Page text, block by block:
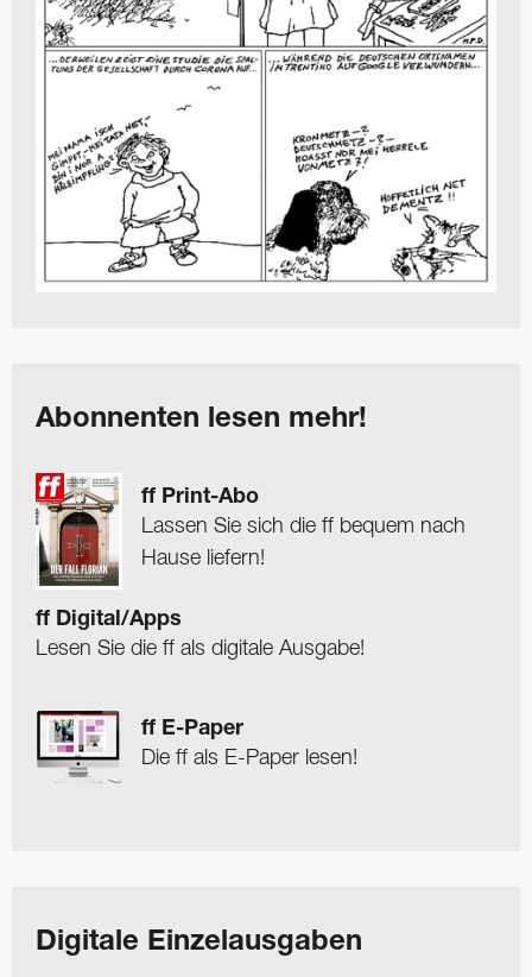
Abonnenten lesen mehr!
ff Print-Abo
Lassen Sie sich die ff bequem nach
Hause liefern!
ff Digital/Apps
Lesen Sie die ff als digitale Ausgabe!
ff E-Paper
Die ff als E-Paper lesen!
Digitale Einzelausgaben